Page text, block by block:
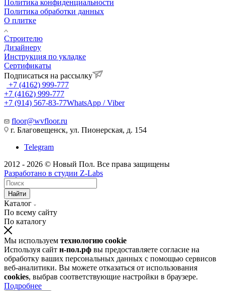
Политика конфиденциальности
Политика обработки данных
О плитке
Строителю
Дизайнеру
Инструкция по укладке
Сертификаты
Подписаться на рассылку
+7 (4162) 999-777
+7 (4162) 999-777
+7 (914) 567-83-77WhatsApp / Viber
floor@wvfloor.ru
г. Благовещенск, ул. Пионерская, д. 154
Telegram
2012 - 2026 © Новый Пол. Все права защищены
Разработано в студии Z-Labs
Найти
Каталог
По всему сайту
По каталогу
Мы используем технологию cookie
Используя сайт н-пол.рф вы предоставляете согласие на
обработку ваших персональных данных с помощью сервисов
веб-аналитики. Вы можете отказаться от использования
cookies, выбрав соответствующие настройки в браузере.
Подробнее